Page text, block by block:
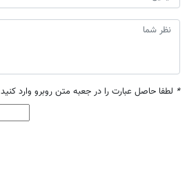
* لطفا حاصل عبارت را در جعبه متن روبرو وارد کنید